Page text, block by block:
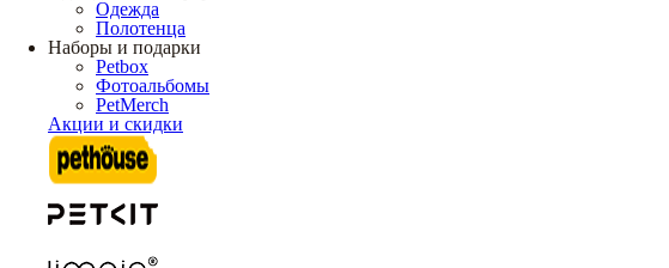
Одежда
Полотенца
Наборы и подарки
Petbox
Фотоальбомы
PetMerch
Акции и скидки